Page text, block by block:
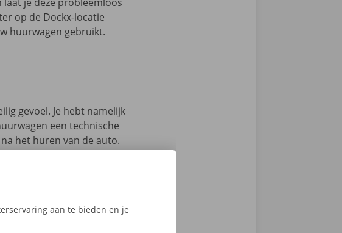
op de Dockx-locatie
huurwagen gebruikt.
gevoel. Je hebt namelijk
een technische
het huren van de auto.
aan te bieden en je